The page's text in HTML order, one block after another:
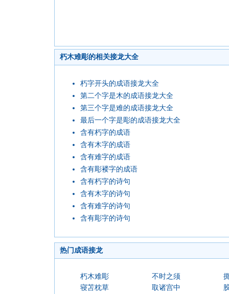
朽木难彫的相关接龙大全
朽字开头的成语接龙大全
第二个字是木的成语接龙大全
第三个字是难的成语接龙大全
最后一个字是彫的成语接龙大全
含有朽字的成语
含有木字的成语
含有难字的成语
含有彫褛字的成语
含有朽字的诗句
含有木字的诗句
含有难字的诗句
含有彫字的诗句
热门成语接龙
朽木难彫 不时之须
寝苫枕草
取诸宫中